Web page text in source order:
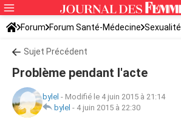
Forum Forum Santé-Médecine Sexualité
Sujet Précédent
Problème pendant l'acte
bylel - Modifié le 4 juin 2015 à 21:14
bylel - 4 juin 2015 à 22:30